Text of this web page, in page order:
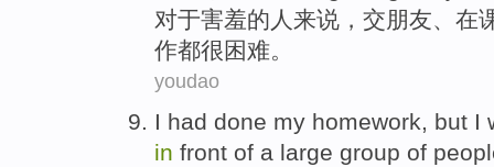
对于害羞的人来说，交朋友、在
作都很困难。
youdao
I had done my homework, but
in front of a large group of